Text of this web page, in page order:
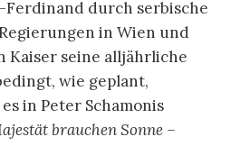
Schlaf und Traum,
Schwierigkeiten wie bei
werden können, fallen sie
machen der
und der Traum der Vernunft
einen Unterschied. Wäre die